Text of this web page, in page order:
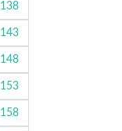
138
143
148
153
158